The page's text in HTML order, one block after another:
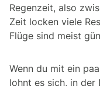
Regenzeit, also
Zeit locken viele
Flüge sind meist
Wenn du mit ein
lohnt es sich, in der